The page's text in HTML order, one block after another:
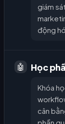
giám
động
🤖 Học
Khóa
cân
phần